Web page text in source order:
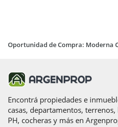
Encontrá propiedades e
casas, departamentos,
PH, cocheras y más en